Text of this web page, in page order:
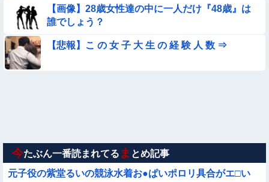
【動画】町の中華料理屋さん、娘の採用で人気店になってしま
【動画】南米系のデカパイぽっちゃり女さん、配信がヱ口すぎ
ｗｗｗｗｗｗｗ
て炎上
【画像】28歳女性達の中に一人だけ『48歳』は
誰でしょう？
【悲報】こ の 女 子 大 生 の 経 験 人 数 ⇒
今たぶん一番読まれてる ま とめ記事
元子役の紫堂るいの競泳水着お●ぱいポロリ具合がエ□い